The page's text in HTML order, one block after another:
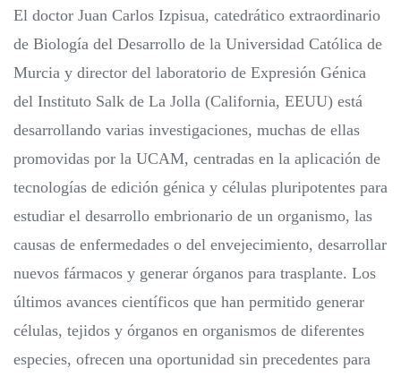
El doctor Juan Carlos Izpisua, catedrático extraordinario
de Biología del Desarrollo de la Universidad Católica de
Murcia y director del laboratorio de Expresión Génica
del Instituto Salk de La Jolla (California, EEUU) está
desarrollando varias investigaciones, muchas de ellas
promovidas por la UCAM, centradas en la aplicación de
tecnologías de edición génica y células pluripotentes para
estudiar el desarrollo embrionario de un organismo, las
causas de enfermedades o del envejecimiento, desarrollar
nuevos fármacos y generar órganos para trasplante. Los
últimos avances científicos que han permitido generar
células, tejidos y órganos en organismos de diferentes
especies, ofrecen una oportunidad sin precedentes para